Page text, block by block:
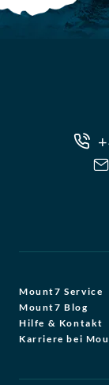
Mount7 Service
Mount7 Blog
Hilfe & Kontakt
Karriere bei